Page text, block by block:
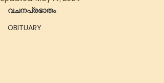
വചനപ്രഭാതം
OBITUARY